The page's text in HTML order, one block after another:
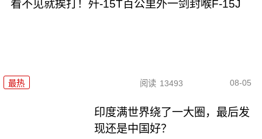
看不见就挨打！歼-15T百公里外一剑封喉F-15J
最热 阅读 13493 08-05
印度满世界绕了一大圈，最后发
现还是中国好？